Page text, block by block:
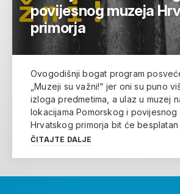
povijesnog muzeja
primorja
Ovogodišnji bogat program
„Muzeji su važni!“ jer oni su puno
izloga predmetima, a ulaz u muzej
lokacijama Pomorskog i povijesnog
Hrvatskog primorja bit će besplatan
ČITAJTE DALJE